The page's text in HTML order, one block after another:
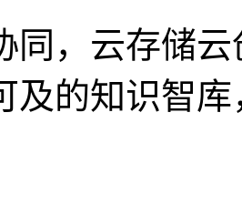
，云存储云
及的知识智